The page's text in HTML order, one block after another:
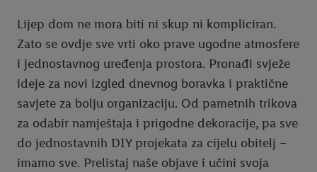
Lijep dom ne mora biti ni skup ni kompliciran.
Zato se ovdje sve vrti oko prave ugodne atmosfere
i jednostavnog uređenja prostora. Pronađi svježe
ideje za novi izgled dnevnog boravka i praktične
savjete za bolju organizaciju. Od pametnih trikova
za odabir namještaja i prigodne dekoracije, pa sve
do jednostavnih DIY projekata za cijelu obitelj –
imamo sve. Prelistaj naše objave i učini svoja